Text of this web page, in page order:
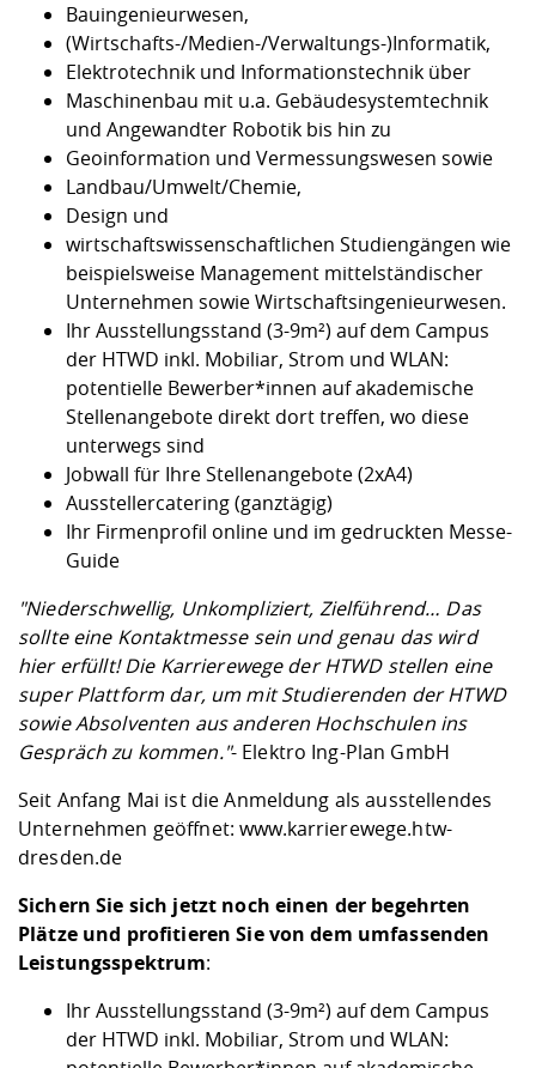
Bauingenieurwesen,
(Wirtschafts-/Medien-/Verwaltungs-)Informatik,
Elektrotechnik und Informationstechnik über
Maschinenbau mit u.a. Gebäudesystemtechnik
und Angewandter Robotik bis hin zu
Geoinformation und Vermessungswesen sowie
Landbau/Umwelt/Chemie,
Design und
wirtschaftswissenschaftlichen Studiengängen wie
beispielsweise Management mittelständischer
Unternehmen sowie Wirtschaftsingenieurwesen.
Ihr Ausstellungsstand (3-9m²) auf dem Campus
der HTWD inkl. Mobiliar, Strom und WLAN:
potentielle Bewerber*innen auf akademische
Stellenangebote direkt dort treffen, wo diese
unterwegs sind
Jobwall für Ihre Stellenangebote (2xA4)
Ausstellercatering (ganztägig)
Ihr Firmenprofil online und im gedruckten Messe-
Guide
"Niederschwellig, Unkompliziert, Zielführend… Das
sollte eine Kontaktmesse sein und genau das wird
hier erfüllt! Die Karrierewege der HTWD stellen eine
super Plattform dar, um mit Studierenden der HTWD
sowie Absolventen aus anderen Hochschulen ins
Gespräch zu kommen."- Elektro Ing-Plan GmbH
Seit Anfang Mai ist die Anmeldung als ausstellendes
Unternehmen geöffnet:www.karrierewege.htw-
dresden.de
Sichern Sie sich jetzt noch einen der begehrten
Plätze und profitieren Sie von dem umfassenden
Leistungsspektrum:
Ihr Ausstellungsstand (3-9m²) auf dem Campus
der HTWD inkl. Mobiliar, Strom und WLAN: